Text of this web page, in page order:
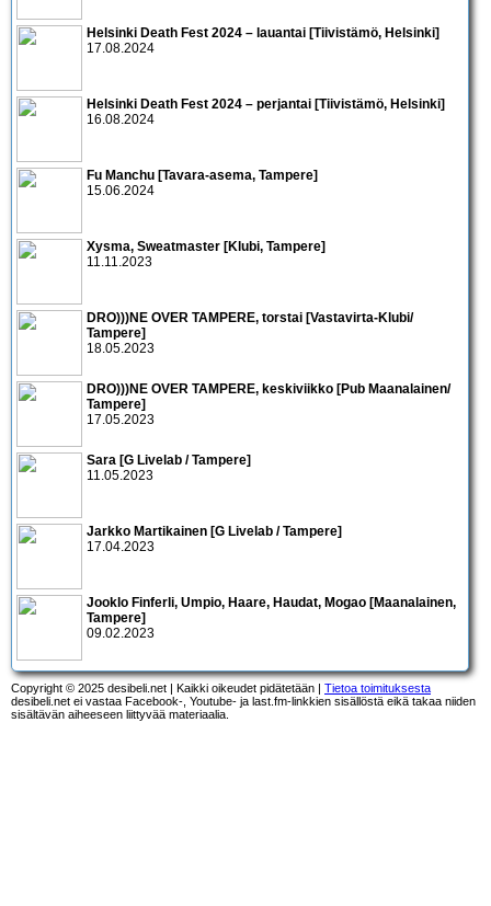
Helsinki Death Fest 2024 – lauantai [Tiivistämö, Helsinki]
17.08.2024
Helsinki Death Fest 2024 – perjantai [Tiivistämö, Helsinki]
16.08.2024
Fu Manchu [Tavara-asema, Tampere]
15.06.2024
Xysma, Sweatmaster [Klubi, Tampere]
11.11.2023
DRO)))NE OVER TAMPERE, torstai [Vastavirta-Klubi/
Tampere]
18.05.2023
DRO)))NE OVER TAMPERE, keskiviikko [Pub Maanalainen/
Tampere]
17.05.2023
Sara [G Livelab / Tampere]
11.05.2023
Jarkko Martikainen [G Livelab / Tampere]
17.04.2023
Jooklo Finferli, Umpio, Haare, Haudat, Mogao [Maanalainen,
Tampere]
09.02.2023
Copyright © 2025 desibeli.net | Kaikki oikeudet pidätetään | Tietoa toimituksesta
desibeli.net ei vastaa Facebook-, Youtube- ja last.fm-linkkien sisällöstä eikä takaa niiden
sisältävän aiheeseen liittyvää materiaalia.